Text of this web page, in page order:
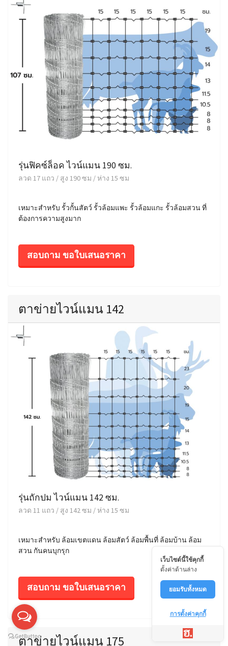
รุ่นฟิคซ์ล็อค ไวน์แมน 190 ซม.
ลวด 17 แถว / สูง 190 ซม / ห่าง 15 ซม
เหมาะสำหรับ รั้วกั้นสัตว์ รั้วล้อมแพะ รั้วล้อมแกะ รั้วล้อมสวน ที่
ต้องการความสูงมาก
สอบถาม ขอใบเสนอราคา
ตาข่ายไวน์แมน 142
รุ่นถักปม ไวน์แมน 142 ซม.
ลวด 11 แถว / สูง 142 ซม / ห่าง 15 ซม
เหมาะสำหรับ ล้อมเขตแดน ล้อมสัตว์ ล้อมพื้นที่ ล้อมบ้าน ล้อม
สวน กันคนบุกรุก
สอบถาม ขอใบเสนอราคา
ตาข่ายไวน์แมน 175
เว็บไซต์นี้ใช้คุกกี้
ตั้งค่าด้านล่าง
ยอมรับทั้งหมด
การตั้งค่าคุกกี้